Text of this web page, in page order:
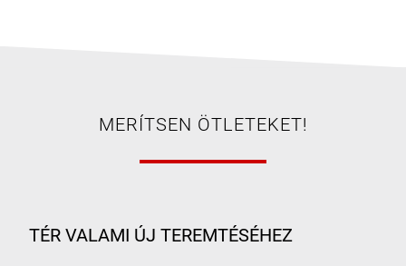
MERÍTSEN ÖTLETEKET!
TÉR VALAMI ÚJ TEREMTÉSÉHEZ